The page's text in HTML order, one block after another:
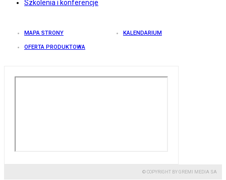
Szkolenia i konferencje
MAPA STRONY KALENDARIUM
OFERTA PRODUKTOWA
© COPYRIGHT BY GREMI MEDIA SA